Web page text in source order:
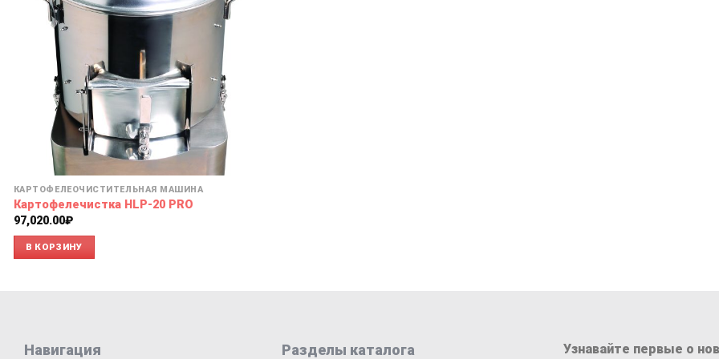
КАРТОФЕЛЕОЧИСТИТЕЛЬНАЯ МАШИНА
Картофелечистка HLP-20 PRO
97,020.00₽
В КОРЗИНУ
Навигация Разделы каталога Узнавайте первые о